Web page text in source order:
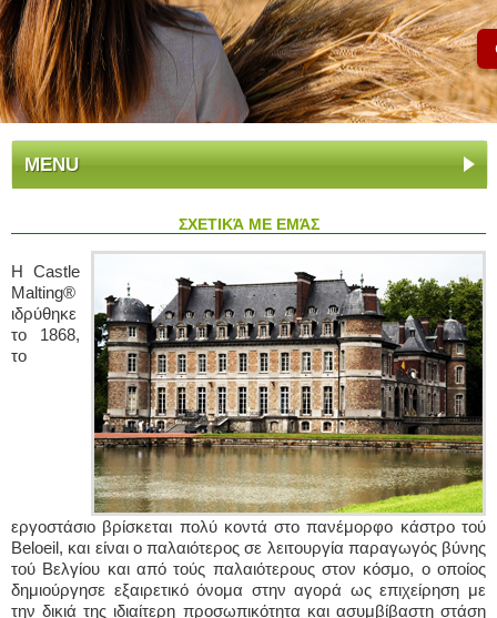
MENU
ΣΧΕΤΙΚΆ ΜΕ ΕΜΆΣ
Η Castle
Malting®
ιδρύθηκε
το 1868,
το
εργοστάσιο βρίσκεται πολύ κοντά στο πανέμορφο κάστρο τού
Beloeil, και είναι ο παλαιότερος σε λειτουργία παραγωγός βύνης
τού Βελγίου και από τούς παλαιότερους στον κόσμο, ο οποίος
δημιούργησε εξαιρετικό όνομα στην αγορά ως επιχείρηση με
την δικιά της ιδιαίτερη προσωπικότητα και ασυμβίβαστη στάση